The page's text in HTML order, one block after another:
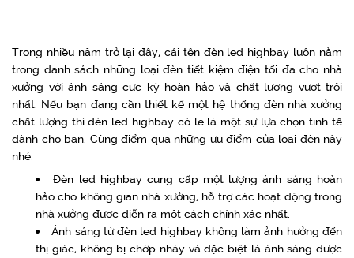
Trong nhiều năm trở lại đây, cái tên đèn led highbay luôn nằm
trong danh sách những loại đèn tiết kiệm điện tối đa cho nhà
xưởng với ánh sáng cực kỳ hoàn hảo và chất lượng vượt trội
nhất. Nếu bạn đang cần thiết kế một hệ thống đèn nhà xưởng
chất lượng thì đèn led highbay có lẽ là một sự lựa chọn tinh tế
dành cho bạn. Cùng điểm qua những ưu điểm của loại đèn này
nhé:
Đèn led highbay cung cấp một lượng ánh sáng hoàn
hảo cho không gian nhà xưởng, hỗ trợ các hoạt động trong
nhà xưởng được diễn ra một cách chính xác nhất.
Ánh sáng từ đèn led highbay không làm ảnh hưởng đến
thị giác, không bị chớp nháy và đặc biệt là ánh sáng được